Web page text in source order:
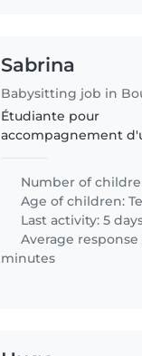
Sabrina
Étudiante pour
accompagnement
2026) Je recherche une
étudiante sérieuse et
bienveillante pour
ma fille de 15 ans..
Number of
Age of children:
Last activity: 5
Average response
minutes